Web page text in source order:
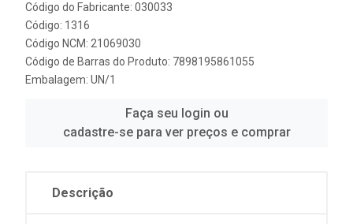
Código do Fabricante: 030033
Código: 1316
Código NCM: 21069030
Código de Barras do Produto: 7898195861055
Embalagem: UN/1
Faça seu login ou
cadastre-se para ver preços e comprar
Descrição